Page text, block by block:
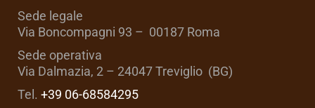
Sede legale
Via Boncompagni 93 – 00187 Roma
Sede operativa
Via Dalmazia, 2 – 24047 Treviglio (BG)
Tel. +39 06-68584295